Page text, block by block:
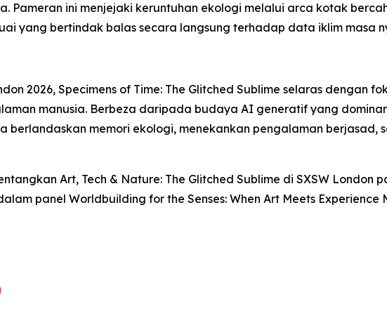
Pameran ini menjejaki keruntuhan ekologi melalui arca kotak
yang bertindak balas secara langsung terhadap data iklim masa
2026, Specimens of Time: The Glitched Sublime selaras dengan
manusia. Berbeza daripada budaya AI generatif yang
memori ekologi, menekankan pengalaman berjasad,
Art, Tech & Nature: The Glitched Sublime di SXSW London
panel Worldbuilding for the Senses: When Art Meets Experience